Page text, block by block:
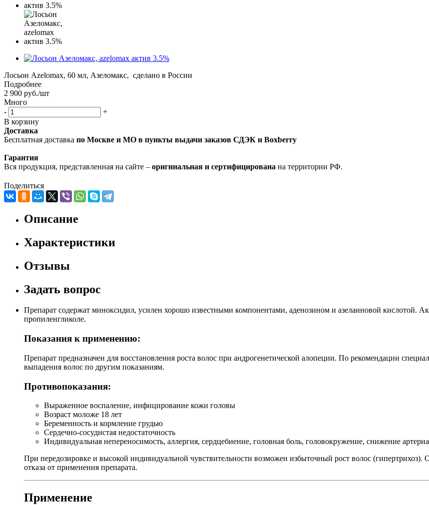
Лосьон Azelomax, 60 мл, Азеломакс, сделано в России
Подробнее
2 900 руб./шт
Много
-
+
В корзину
Доставка
Бесплатная доставка по Москве и МО в пункты выдачи заказов СДЭК и Boxberry
Гарантия
Вся продукция, представленная на сайте – оригинальная и сертифицирована на территории РФ.
Поделиться
Описание
Характеристики
Отзывы
Задать вопрос
Препарат содержат миноксидил, усилен хорошо известными компонентами, аденозином и азелаиновой кислотой.
пропиленгликоле.
Показания к применению:
Препарат предназначен для восстановления роста волос при андрогенетической алопеции. По рекомендации
выпадения волос по другим показаниям.
Противопоказания:
Выраженное воспаление, инфицирование кожи головы
Возраст моложе 18 лет
Беременность и кормление грудью
Сердечно-сосудистая недостаточность
Индивидуальная непереносимость, аллергия, сердцебиение, головная боль, головокружение, снижение
При передозировке и высокой индивидуальной чувствительности возможен избыточный рост волос
отказа от применения препарата.
Применение